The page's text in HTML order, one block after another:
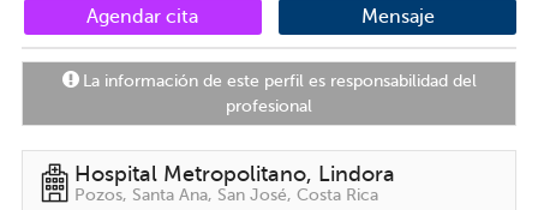
brindarles.
Agendar cita Mensaje
La información de este perfil es responsabilidad del
profesional
Hospital Metropolitano, Lindora
Pozos, Santa Ana, San José, Costa Rica